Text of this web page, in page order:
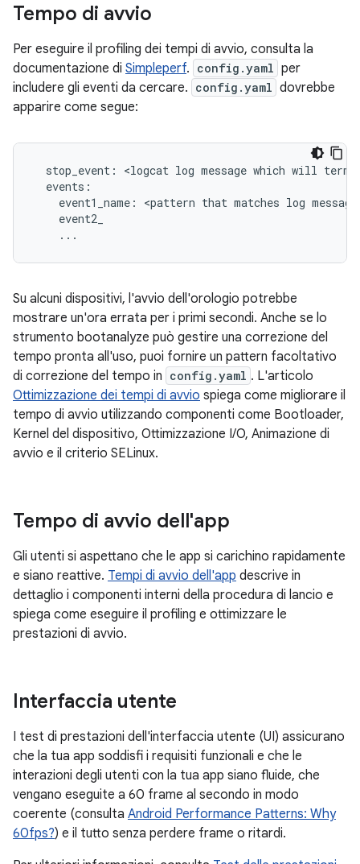
Tempo di avvio
Per eseguire il profiling dei tempi di avvio, consulta la
documentazione di Simpleperf. config.yaml per
includere gli eventi da cercare. config.yaml dovrebbe
apparire come segue:
stop_event: <logcat log message which will
  events:
event1_name: <pattern that matches log
    event2_
    ...
Su alcuni dispositivi, l'avvio dell'orologio potrebbe
mostrare un'ora errata per i primi secondi. Anche se lo
strumento bootanalyze può gestire una correzione del
tempo pronta all'uso, puoi fornire un pattern facoltativo
di correzione del tempo in config.yaml . L'articolo
Ottimizzazione dei tempi di avvio spiega come migliorare il
tempo di avvio utilizzando componenti come Bootloader,
Kernel del dispositivo, Ottimizzazione I/O, Animazione di
avvio e il criterio SELinux.
Tempo di avvio dell'app
Gli utenti si aspettano che le app si carichino rapidamente
e siano reattive. Tempi di avvio dell'app descrive in
dettaglio i componenti interni della procedura di lancio e
spiega come eseguire il profiling e ottimizzare le
prestazioni di avvio.
Interfaccia utente
I test di prestazioni dell'interfaccia utente (UI) assicurano
che la tua app soddisfi i requisiti funzionali e che le
interazioni degli utenti con la tua app siano fluide, che
vengano eseguite a 60 frame al secondo in modo
coerente (consulta Android Performance Patterns: Why
60fps?) e il tutto senza perdere frame o ritardi.